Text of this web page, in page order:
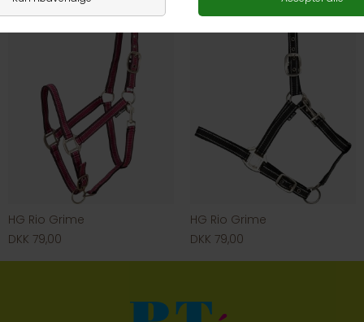
HG Rio Grime
DKK 79,00
HG Rio Grime
DKK 79,00